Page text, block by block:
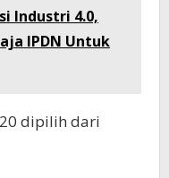
Industri 4.0,
IPDN Untuk
dipilih dari